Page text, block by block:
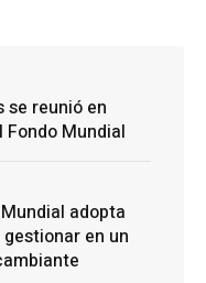
se reunió en
Mundial
adopta
en un